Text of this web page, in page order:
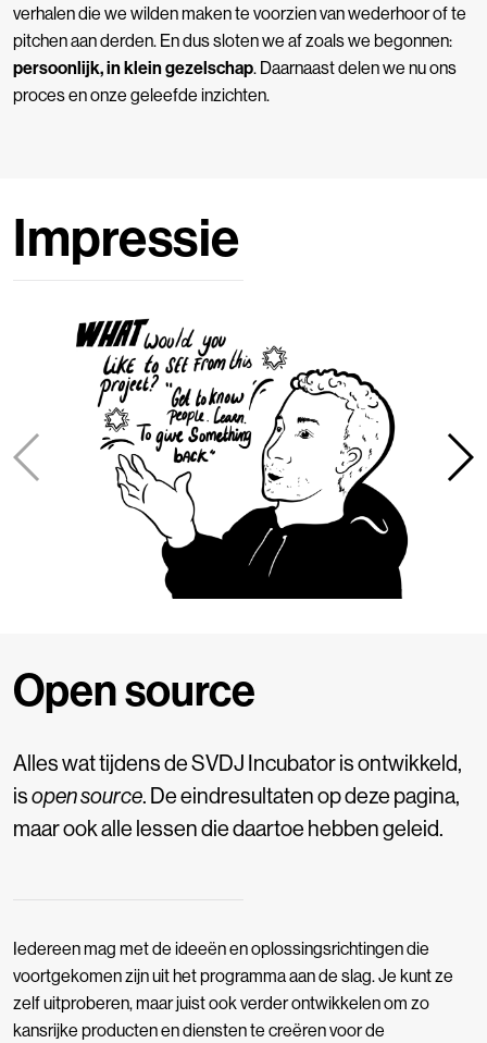
verhalen die we wilden maken te voorzien van wederhoor of te
pitchen aan derden. En dus sloten we af zoals we begonnen:
persoonlijk, in klein gezelschap. Daarnaast delen we nu ons
proces en onze geleefde inzichten.
Impressie
Open source
Alles wat tijdens de SVDJ Incubator is ontwikkeld,
isopen source. De eindresultaten op deze pagina,
maar ook alle lessen die daartoe hebben geleid.
Iedereen mag met de ideeën en oplossingsrichtingen die
voortgekomen zijn uit het programma aan de slag. Je kunt ze
zelf uitproberen, maar juist ook verder ontwikkelen om zo
kansrijke producten en diensten te creëren voor de